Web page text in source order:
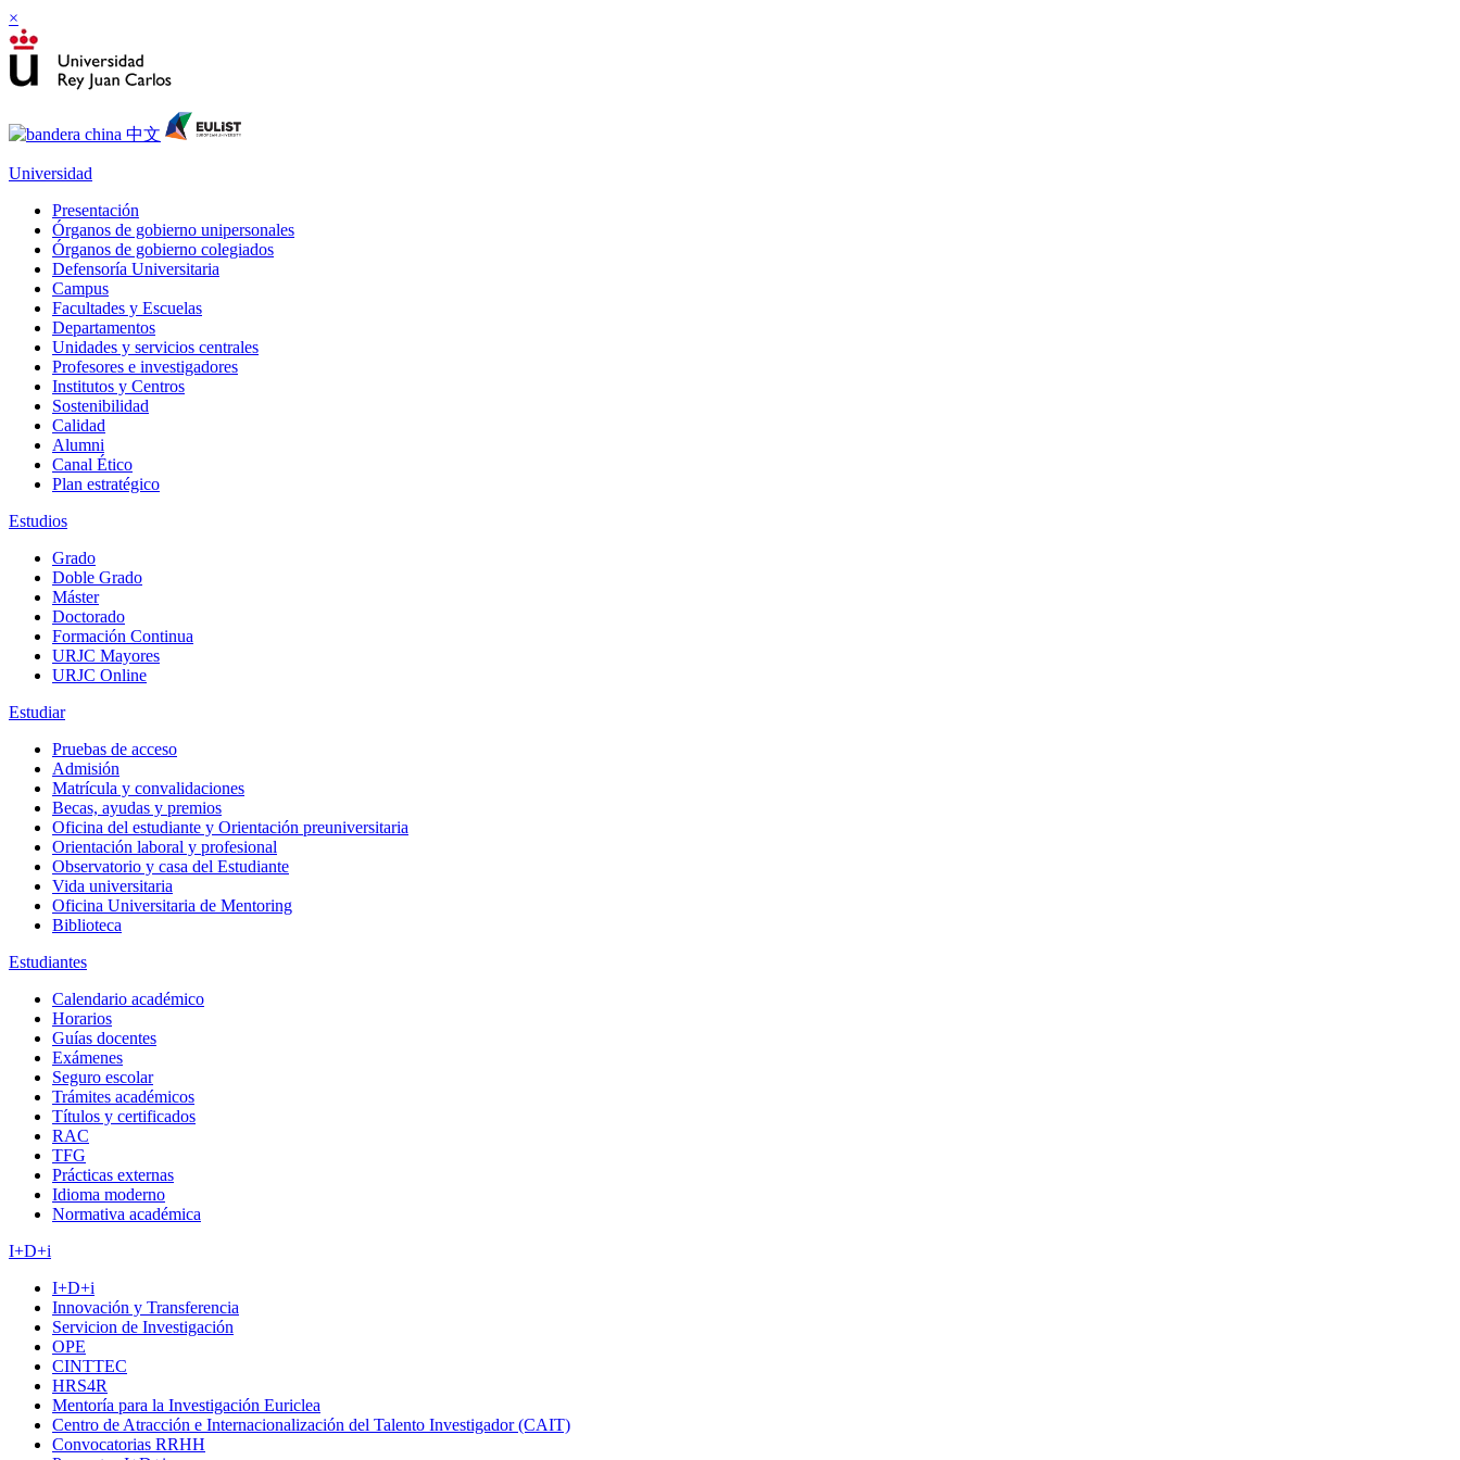
×
Universidad
Presentación
Órganos de gobierno unipersonales
Órganos de gobierno colegiados
Defensoría Universitaria
Campus
Facultades y Escuelas
Departamentos
Unidades y servicios centrales
Profesores e investigadores
Institutos y Centros
Sostenibilidad
Calidad
Alumni
Canal Ético
Plan estratégico
Estudios
Grado
Doble Grado
Máster
Doctorado
Formación Continua
URJC Mayores
URJC Online
Estudiar
Pruebas de acceso
Admisión
Matrícula y convalidaciones
Becas, ayudas y premios
Oficina del estudiante y Orientación preuniversitaria
Orientación laboral y profesional
Observatorio y casa del Estudiante
Vida universitaria
Oficina Universitaria de Mentoring
Biblioteca
Estudiantes
Calendario académico
Horarios
Guías docentes
Exámenes
Seguro escolar
Trámites académicos
Títulos y certificados
RAC
TFG
Prácticas externas
Idioma moderno
Normativa académica
I+D+i
I+D+i
Innovación y Transferencia
Servicion de Investigación
OPE
CINTTEC
HRS4R
Mentoría para la Investigación Euriclea
Centro de Atracción e Internacionalización del Talento Investigador (CAIT)
Convocatorias RRHH